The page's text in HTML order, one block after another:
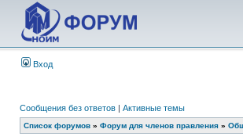
Вход
Сообщения без ответов | Активные темы
Список форумов » Форум для членов правления »